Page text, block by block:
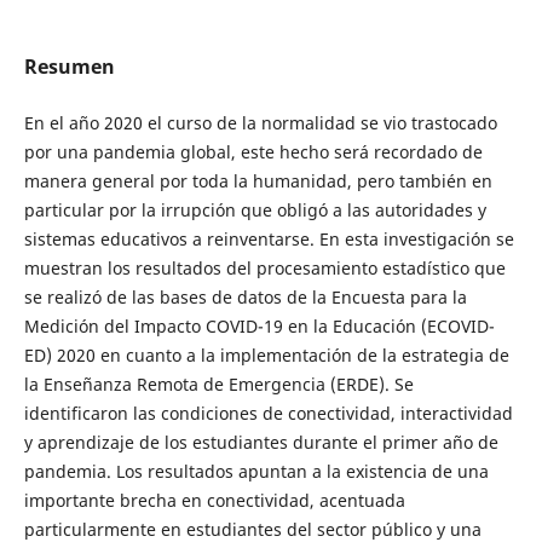
Resumen
En el año 2020 el curso de la normalidad se vio trastocado
por una pandemia global, este hecho será recordado de
manera general por toda la humanidad, pero también en
particular por la irrupción que obligó a las autoridades y
sistemas educativos a reinventarse. En esta investigación se
muestran los resultados del procesamiento estadístico que
se realizó de las bases de datos de la Encuesta para la
Medición del Impacto COVID-19 en la Educación (ECOVID-
ED) 2020 en cuanto a la implementación de la estrategia de
la Enseñanza Remota de Emergencia (ERDE). Se
identificaron las condiciones de conectividad, interactividad
y aprendizaje de los estudiantes durante el primer año de
pandemia. Los resultados apuntan a la existencia de una
importante brecha en conectividad, acentuada
particularmente en estudiantes del sector público y una